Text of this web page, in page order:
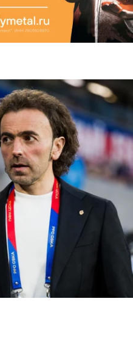
директора ПФК ЦСКА Романа